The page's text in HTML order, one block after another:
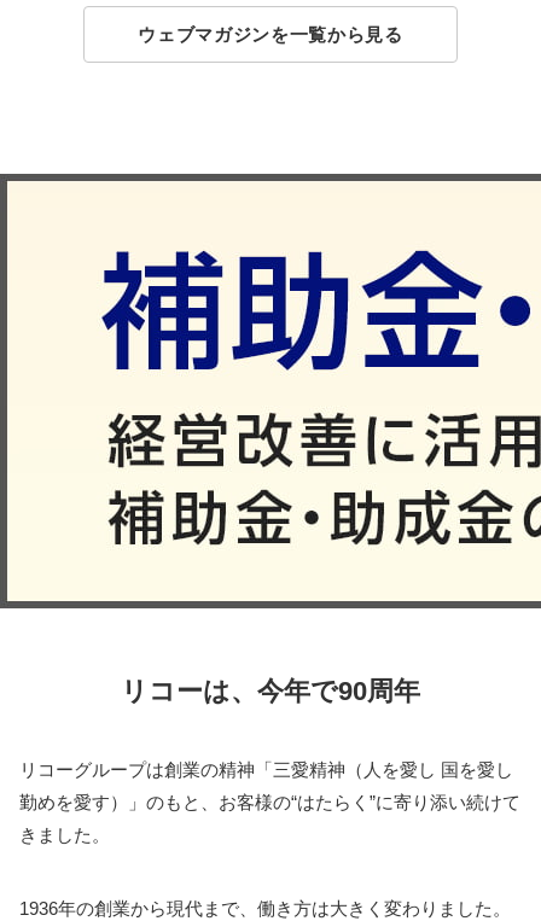
ウェブマガジンを一覧から見る
リコーは、今年で90周年
リコーグループは創業の精神「三愛精神（人を愛し 国を愛し
勤めを愛す）」のもと、お客様の“はたらく”に寄り添い続けて
きました。
1936年の創業から現代まで、働き方は大きく変わりました。